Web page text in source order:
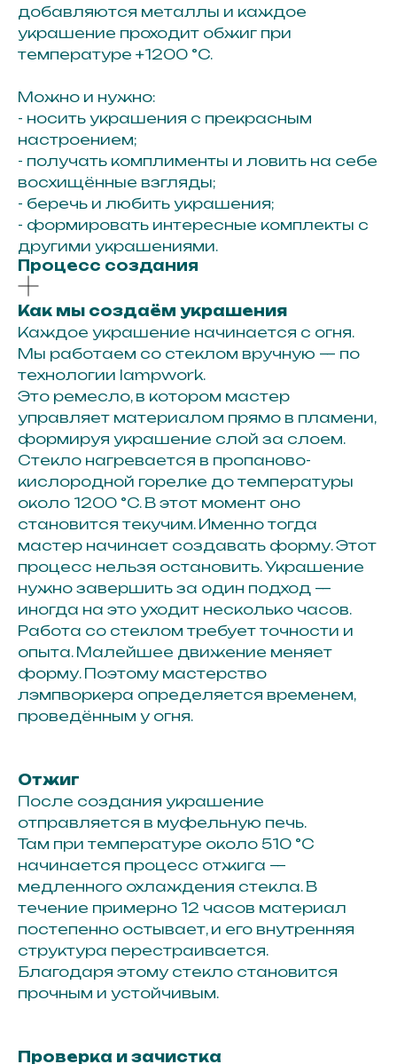
добавляются металлы и каждое
украшение проходит обжиг при
температуре +1200 °C.
Можно и нужно:
- носить украшения с прекрасным
настроением;
- получать комплименты и ловить на себе
восхищённые взгляды;
- беречь и любить украшения;
- формировать интересные комплекты с
другими украшениями.
Процесс создания
Как мы создаём украшения
Каждое украшение начинается с огня.
Мы работаем со стеклом вручную — по
технологии lampwork.
Это ремесло, в котором мастер
управляет материалом прямо в пламени,
формируя украшение слой за слоем.
Стекло нагревается в пропаново-
кислородной горелке до температуры
около 1200 °C. В этот момент оно
становится текучим. Именно тогда
мастер начинает создавать форму. Этот
процесс нельзя остановить. Украшение
нужно завершить за один подход —
иногда на это уходит несколько часов.
Работа со стеклом требует точности и
опыта. Малейшее движение меняет
форму. Поэтому мастерство
лэмпворкера определяется временем,
проведённым у огня.
Отжиг
После создания украшение
отправляется в муфельную печь.
Там при температуре около 510 °C
начинается процесс отжига —
медленного охлаждения стекла. В
течение примерно 12 часов материал
постепенно остывает, и его внутренняя
структура перестраивается.
Благодаря этому стекло становится
прочным и устойчивым.
Проверка и зачистка